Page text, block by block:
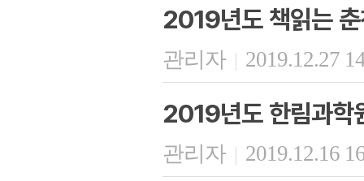
2019년도 책읽는
관리자 | 2019.12.27
2019년도 한림과학
관리자 | 2019.12.16